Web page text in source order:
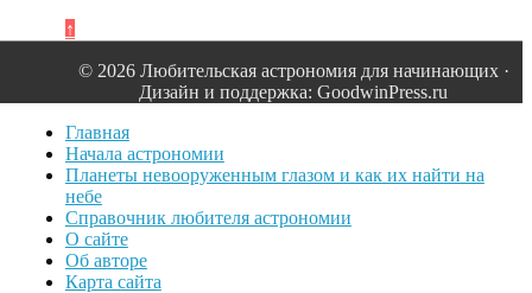
↑
© 2026 Любительская астрономия для начинающих ·
Дизайн и поддержка: GoodwinPress.ru
Главная
Начала астрономии
Планеты невооруженным глазом и как их найти на
небе
Справочник любителя астрономии
О сайте
Об авторе
Карта сайта